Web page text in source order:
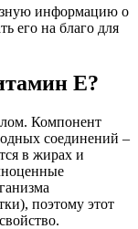
информацию о
его на благо для
Е?
Компонент
соединений –
в жирах и
поэтому этот